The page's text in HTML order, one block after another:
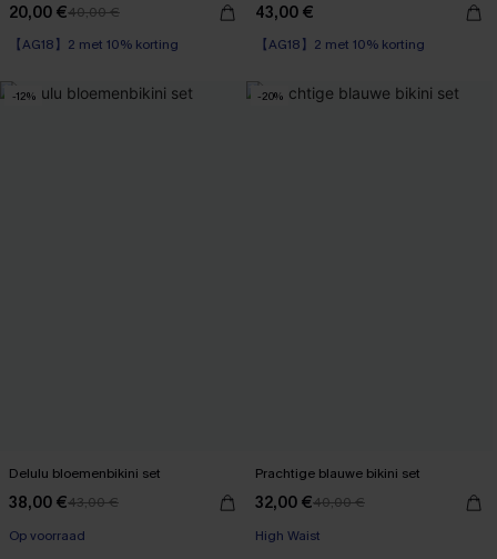
20,00 €40,00 €
【AG18】2 met 10% korting
High Waist
43,00 €
【AG18】2 met 10% korting
High Waist
-12%
Delulu bloemenbikini set
38,00 €43,00 €
Op voorraad
-20%
Prachtige blauwe bikini set
32,00 €40,00 €
High Waist